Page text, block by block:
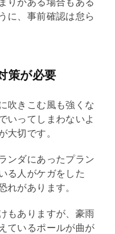
に、事前確認は怠ら
策が必要
吹きこむ風も強くな
いってしまわないよ
大切です。
ンダにあったプラン
る人がケガをした
れがあります。
もありますが、豪雨
ているポールが曲が